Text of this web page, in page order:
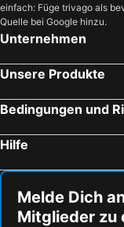
einfach: Füge trivago als
Quelle bei Google hinzu.
Unternehmen
Unsere Produkte
Bedingungen und
Hilfe
Melde Dich
Mitglieder zu